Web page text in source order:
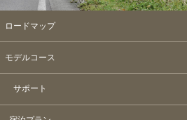
ロードマップ
モデルコース
サポート